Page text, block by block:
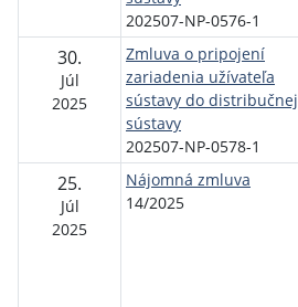
202507-NP-0576-1
30.
Júl
2025
Zmluva o pripojení
zariadenia užívateľa
sústavy do distribučnej
sústavy
202507-NP-0578-1
25.
Júl
2025
Nájomná zmluva
14/2025